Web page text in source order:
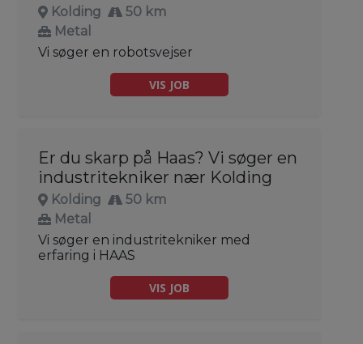
Kolding
50 km
Metal
Vi søger en robotsvejser
VIS JOB
Er du skarp på Haas? Vi søger en
industritekniker nær Kolding
Kolding
50 km
Metal
Vi søger en industritekniker med
erfaring i HAAS
VIS JOB